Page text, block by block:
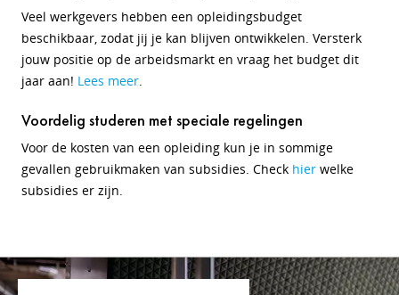
Veel werkgevers hebben een opleidingsbudget
beschikbaar, zodat jij je kan blijven ontwikkelen. Versterk
jouw positie op de arbeidsmarkt en vraag het budget dit
jaar aan! Lees meer.
Voordelig studeren met speciale regelingen
Voor de kosten van een opleiding kun je in sommige
gevallen gebruikmaken van subsidies. Check hier welke
subsidies er zijn.